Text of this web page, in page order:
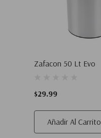
Zafacon 50 Lt Evo
$29.99
Añadir Al Carrito